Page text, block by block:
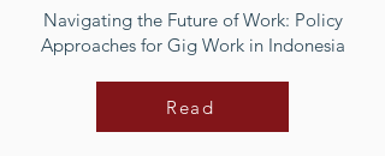
Navigating the Future of Work: Policy
Approaches for Gig Work in Indonesia
Read